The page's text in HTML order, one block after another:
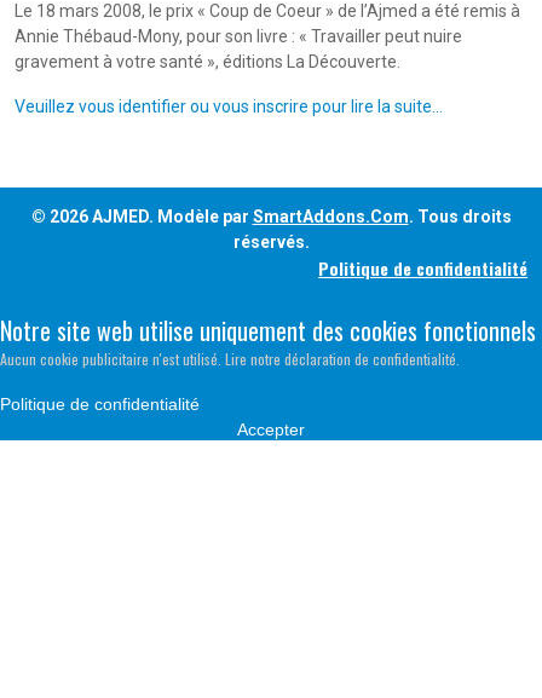
Le 18 mars 2008, le prix « Coup de Coeur » de l’Ajmed a été remis à
Annie Thébaud-Mony, pour son livre : « Travailler peut nuire
gravement à votre santé », éditions La Découverte.
Veuillez vous identifier ou vous inscrire pour lire la suite...
© 2026 AJMED. Modèle par SmartAddons.Com. Tous droits
réservés.
Politique de confidentialité
Notre site web utilise uniquement des cookies fonctionnels
Aucun cookie publicitaire n'est utilisé. Lire notre déclaration de confidentialité.
Politique de confidentialité
Accepter